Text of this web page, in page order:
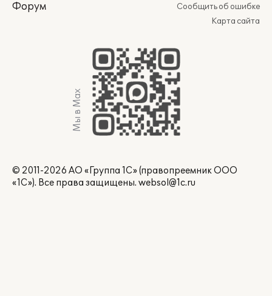
Форум
Сообщить об ошибке
Карта сайта
Мы в Max
© 2011-2026 АО «Группа 1С» (правопреемник ООО
«1С»). Все права защищены. websol@1c.ru